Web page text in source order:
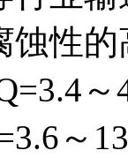
蚀性
～
～